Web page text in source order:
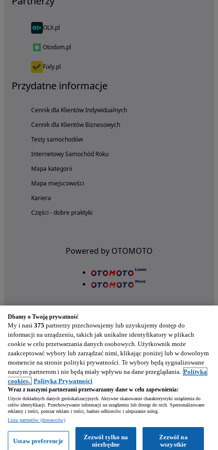
Napisz
Zadzwoń WhatsApp
OLX.pl
Otodom.pl
Fixly.pl
Przydatne informacje
Cennik dla Klientów Indywidualnych
Cennik dla Klientów Biznesowych
Testy samochodów
Internetowy Samochód Roku
Mapa kategorii
Mapa miejscowości
Kariera
Części - dobre praktyki
Powered by OTOMOTO
Nasze aplikacje w twoim telefonie
Dbamy o Twoją prywatność
My i nasi 375 partnerzy przechowujemy lub uzyskujemy dostęp do
informacji na urządzeniu, takich jak unikalne identyfikatory w plikach
cookie w celu przetwarzania danych osobowych. Użytkownik może
zaakceptować wybory lub zarządzać nimi, klikając poniżej lub w dowolnym
momencie na stronie polityki prywatności. Te wybory będą sygnalizowane
naszym partnerom i nie będą miały wpływu na dane przeglądania. Polityka
cookies, Polityka Prywatności
Wraz z naszymi partnerami przetwarzamy dane w celu zapewnienia:
Użycie dokładnych danych geolokalizacyjnych. Aktywne skanowanie charakterystyki urządzenia do
celów identyfikacji. Przechowywanie informacji na urządzeniu lub dostęp do nich. Spersonalizowane
reklamy i treści, pomiar reklam i treści, badnie odbiorców i ulepszanie usług.
Lista partnerów (dostawców)
Zezwól na
wszystkie
Zezwól tylko na
niezbędne
Ustaw preferencje